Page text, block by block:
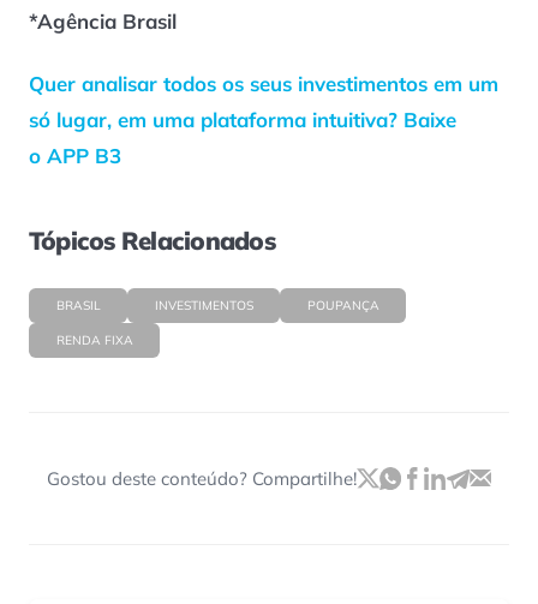
*Agência Brasil
Quer analisar todos os seus investimentos em um
só lugar, em uma plataforma intuitiva? Baixe
o APP B3
Tópicos Relacionados
BRASIL INVESTIMENTOS POUPANÇA
RENDA FIXA
Gostou deste conteúdo? Compartilhe!